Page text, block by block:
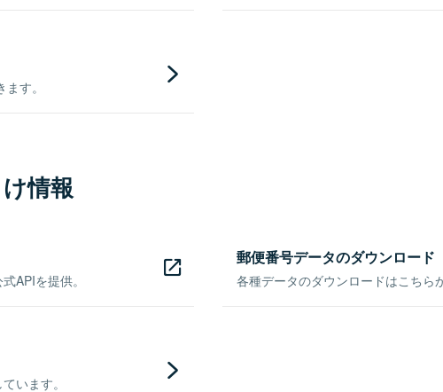
す。
情報
APIを提供。
郵便番号データのダウンロード
各種データのダウンロードはこちら
います。